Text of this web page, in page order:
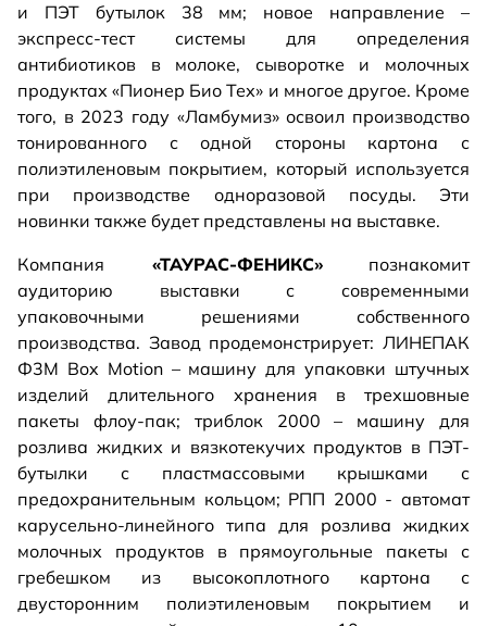
и ПЭТ бутылок 38 мм; новое направление –
экспресс-тест системы для определения
антибиотиков в молоке, сыворотке и молочных
продуктах «Пионер Био Тех» и многое другое. Кроме
того, в 2023 году «Ламбумиз» освоил производство
тонированного с одной стороны картона с
полиэтиленовым покрытием, который используется
при производстве одноразовой посуды. Эти
новинки также будет представлены на выставке.
Компания «ТАУРАС-ФЕНИКС»познакомит
аудиторию выставки с современными
упаковочными решениями собственного
производства. Завод продемонстрирует: ЛИНЕПАК
Ф3М Box Motion – машину для упаковки штучных
изделий длительного хранения в трехшовные
пакеты флоу-пак; триблок 2000 – машину для
розлива жидких и вязкотекучих продуктов в ПЭТ-
бутылки с пластмассовыми крышками с
предохранительным кольцом; РПП 2000 - автомат
карусельно-линейного типа для розлива жидких
молочных продуктов в прямоугольные пакеты с
гребешком из высокоплотного картона с
двусторонним полиэтиленовым покрытием и